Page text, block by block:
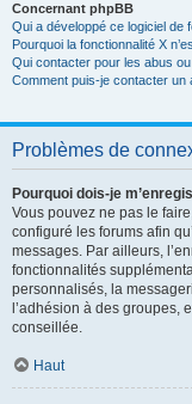
Concernant phpBB
Qui a développé ce logiciel de
Pourquoi la fonctionnalité X
Qui contacter pour les abus
Comment puis-je contacter un
Problèmes de
Pourquoi dois-je
Vous pouvez ne pas le
configuré les forums afin
messages. Par ailleurs,
fonctionnalités
personnalisés, la
l’adhésion à des groupes,
conseillée.
Haut